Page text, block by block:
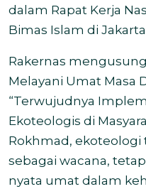
dalam Rapat Kerja
Bimas Islam di
Rakernas
Melayani Umat Masa
“Terwujudnya
Ekoteologis di
Rokhmad,
sebagai wacana,
nyata umat dalam